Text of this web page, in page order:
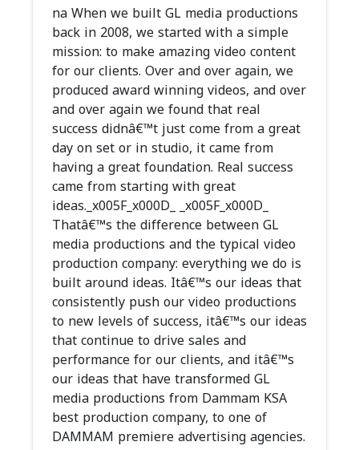
na When we built GL media productions
back in 2008, we started with a simple
mission: to make amazing video content
for our clients. Over and over again, we
produced award winning videos, and over
and over again we found that real
success didnâ€™t just come from a great
day on set or in studio, it came from
having a great foundation. Real success
came from starting with great
ideas._x005F_x000D_ _x005F_x000D_
Thatâ€™s the difference between GL
media productions and the typical video
production company: everything we do is
built around ideas. Itâ€™s our ideas that
consistently push our video productions
to new levels of success, itâ€™s our ideas
that continue to drive sales and
performance for our clients, and itâ€™s
our ideas that have transformed GL
media productions from Dammam KSA
best production company, to one of
DAMMAM premiere advertising agencies.